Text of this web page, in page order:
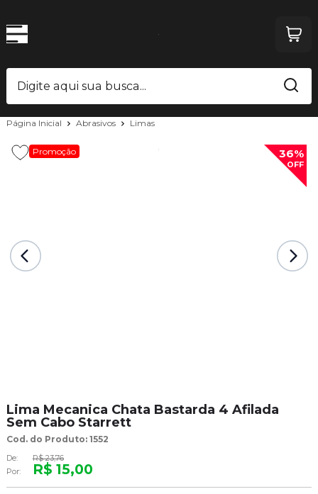
Página Inicial Abrasivos Limas
Promoção 36%
OFF
Lima Mecanica Chata Bastarda 4 Afilada
Sem Cabo Starrett
Cod. do Produto: 1552
De:
R$ 23,76
Por:
R$ 15,00